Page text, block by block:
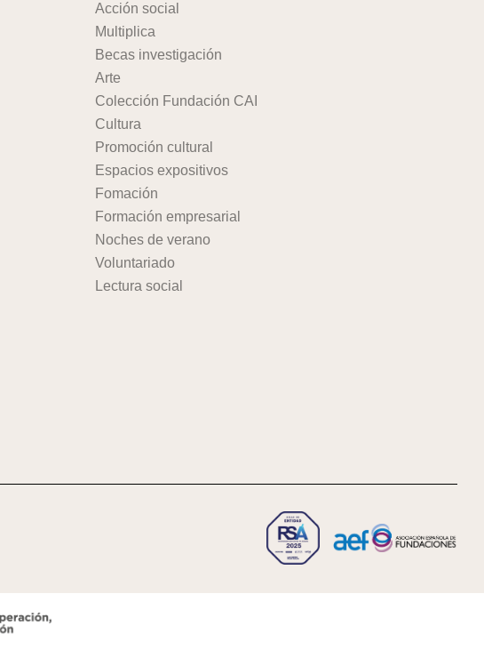
Acción social
Multiplica
Becas investigación
Arte
Colección Fundación CAI
Cultura
Promoción cultural
Espacios expositivos
Fomación
Formación empresarial
Noches de verano
Voluntariado
Lectura social